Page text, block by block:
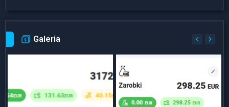
Galeria